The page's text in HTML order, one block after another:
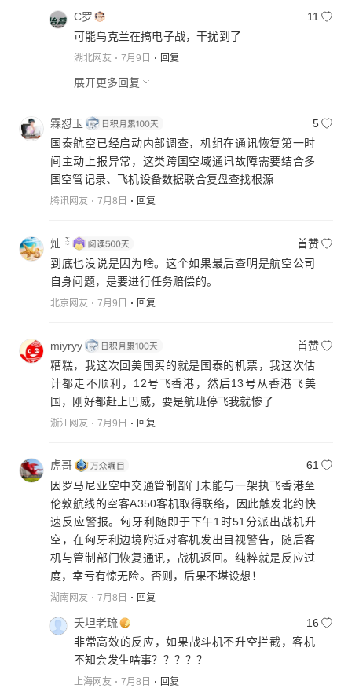
C罗
11
可能乌克兰在搞电子战，干扰到了
湖北网友 7月9日 回复
展开更多回复
霖怼玉
5
国泰航空已经启动内部调查，机组在通讯恢复第一时
间主动上报异常，这类跨国空域通讯故障需要结合多
国空管记录、飞机设备数据联合复盘查找根源
腾讯网友 7月8日 回复
灿 ོ
首赞
到底也没说是因为啥。这个如果最后查明是航空公司
自身问题，是要进行任务赔偿的。
北京网友 7月9日 回复
miyryy
首赞
糟糕，我这次回美国买的就是国泰的机票，我这次估
计都走不顺利，12号飞香港，然后13号从香港飞美
国，刚好都赶上巴威，要是航班停飞我就惨了
浙江网友 7月9日 回复
虎哥
61
因罗马尼亚空中交通管制部门未能与一架执飞香港至
伦敦航线的空客A350客机取得联络，因此触发北约快
速反应警报。匈牙利随即于下午1时51分派出战机升
空，在匈牙利边境附近对客机发出目视警告，随后客
机与管制部门恢复通讯，战机返回。纯粹就是反应过
度，幸亏有惊无险。否则，后果不堪设想！
湖南网友 7月8日 回复
夭坦老琉
16
非常高效的反应，如果战斗机不升空拦截，客机
不知会发生啥事？？？？？
上海网友 7月8日 回复